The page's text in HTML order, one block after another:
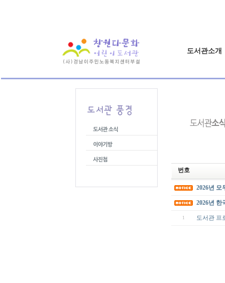
도서관소개
번호
2026년 모
2026년 한
1 도서관 프